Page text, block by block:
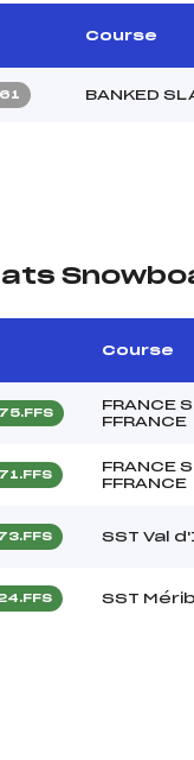
Course
BANKED
Course
FRANCE
FFRANCE
FRANCE
FFRANCE
SST Val
SST